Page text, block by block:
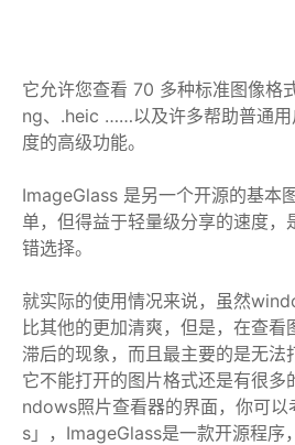
它允许您查看 70 多种标准图像格
ng、.heic ……以及许多帮助普通用
度的高级功能。
ImageGlass 是另一个开源的基本
单，但得益于轻量级分享的速度
错选择。
就实际的使用情况来说，虽然
比其他的更加清爽，但是，在查看
滞后的现象，而且最主要的是无法
它不能打开的图片格式还是有很多
ndows照片查看器的界面，你可
s」，ImageGlass是一款开源程序